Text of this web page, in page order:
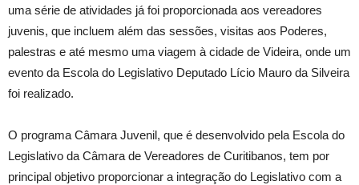
uma série de atividades já foi proporcionada aos vereadores
juvenis, que incluem além das sessões, visitas aos Poderes,
palestras e até mesmo uma viagem à cidade de Videira, onde um
evento da Escola do Legislativo Deputado Lício Mauro da Silveira
foi realizado.
O programa Câmara Juvenil, que é desenvolvido pela Escola do
Legislativo da Câmara de Vereadores de Curitibanos, tem por
principal objetivo proporcionar a integração do Legislativo com a